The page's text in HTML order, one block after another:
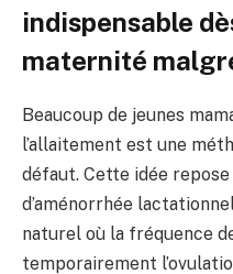
indispensable
maternité
Beaucoup de jeunes
l’allaitement est une
défaut. Cette idée
d’aménorrhée
naturel où la fréquence
temporairement